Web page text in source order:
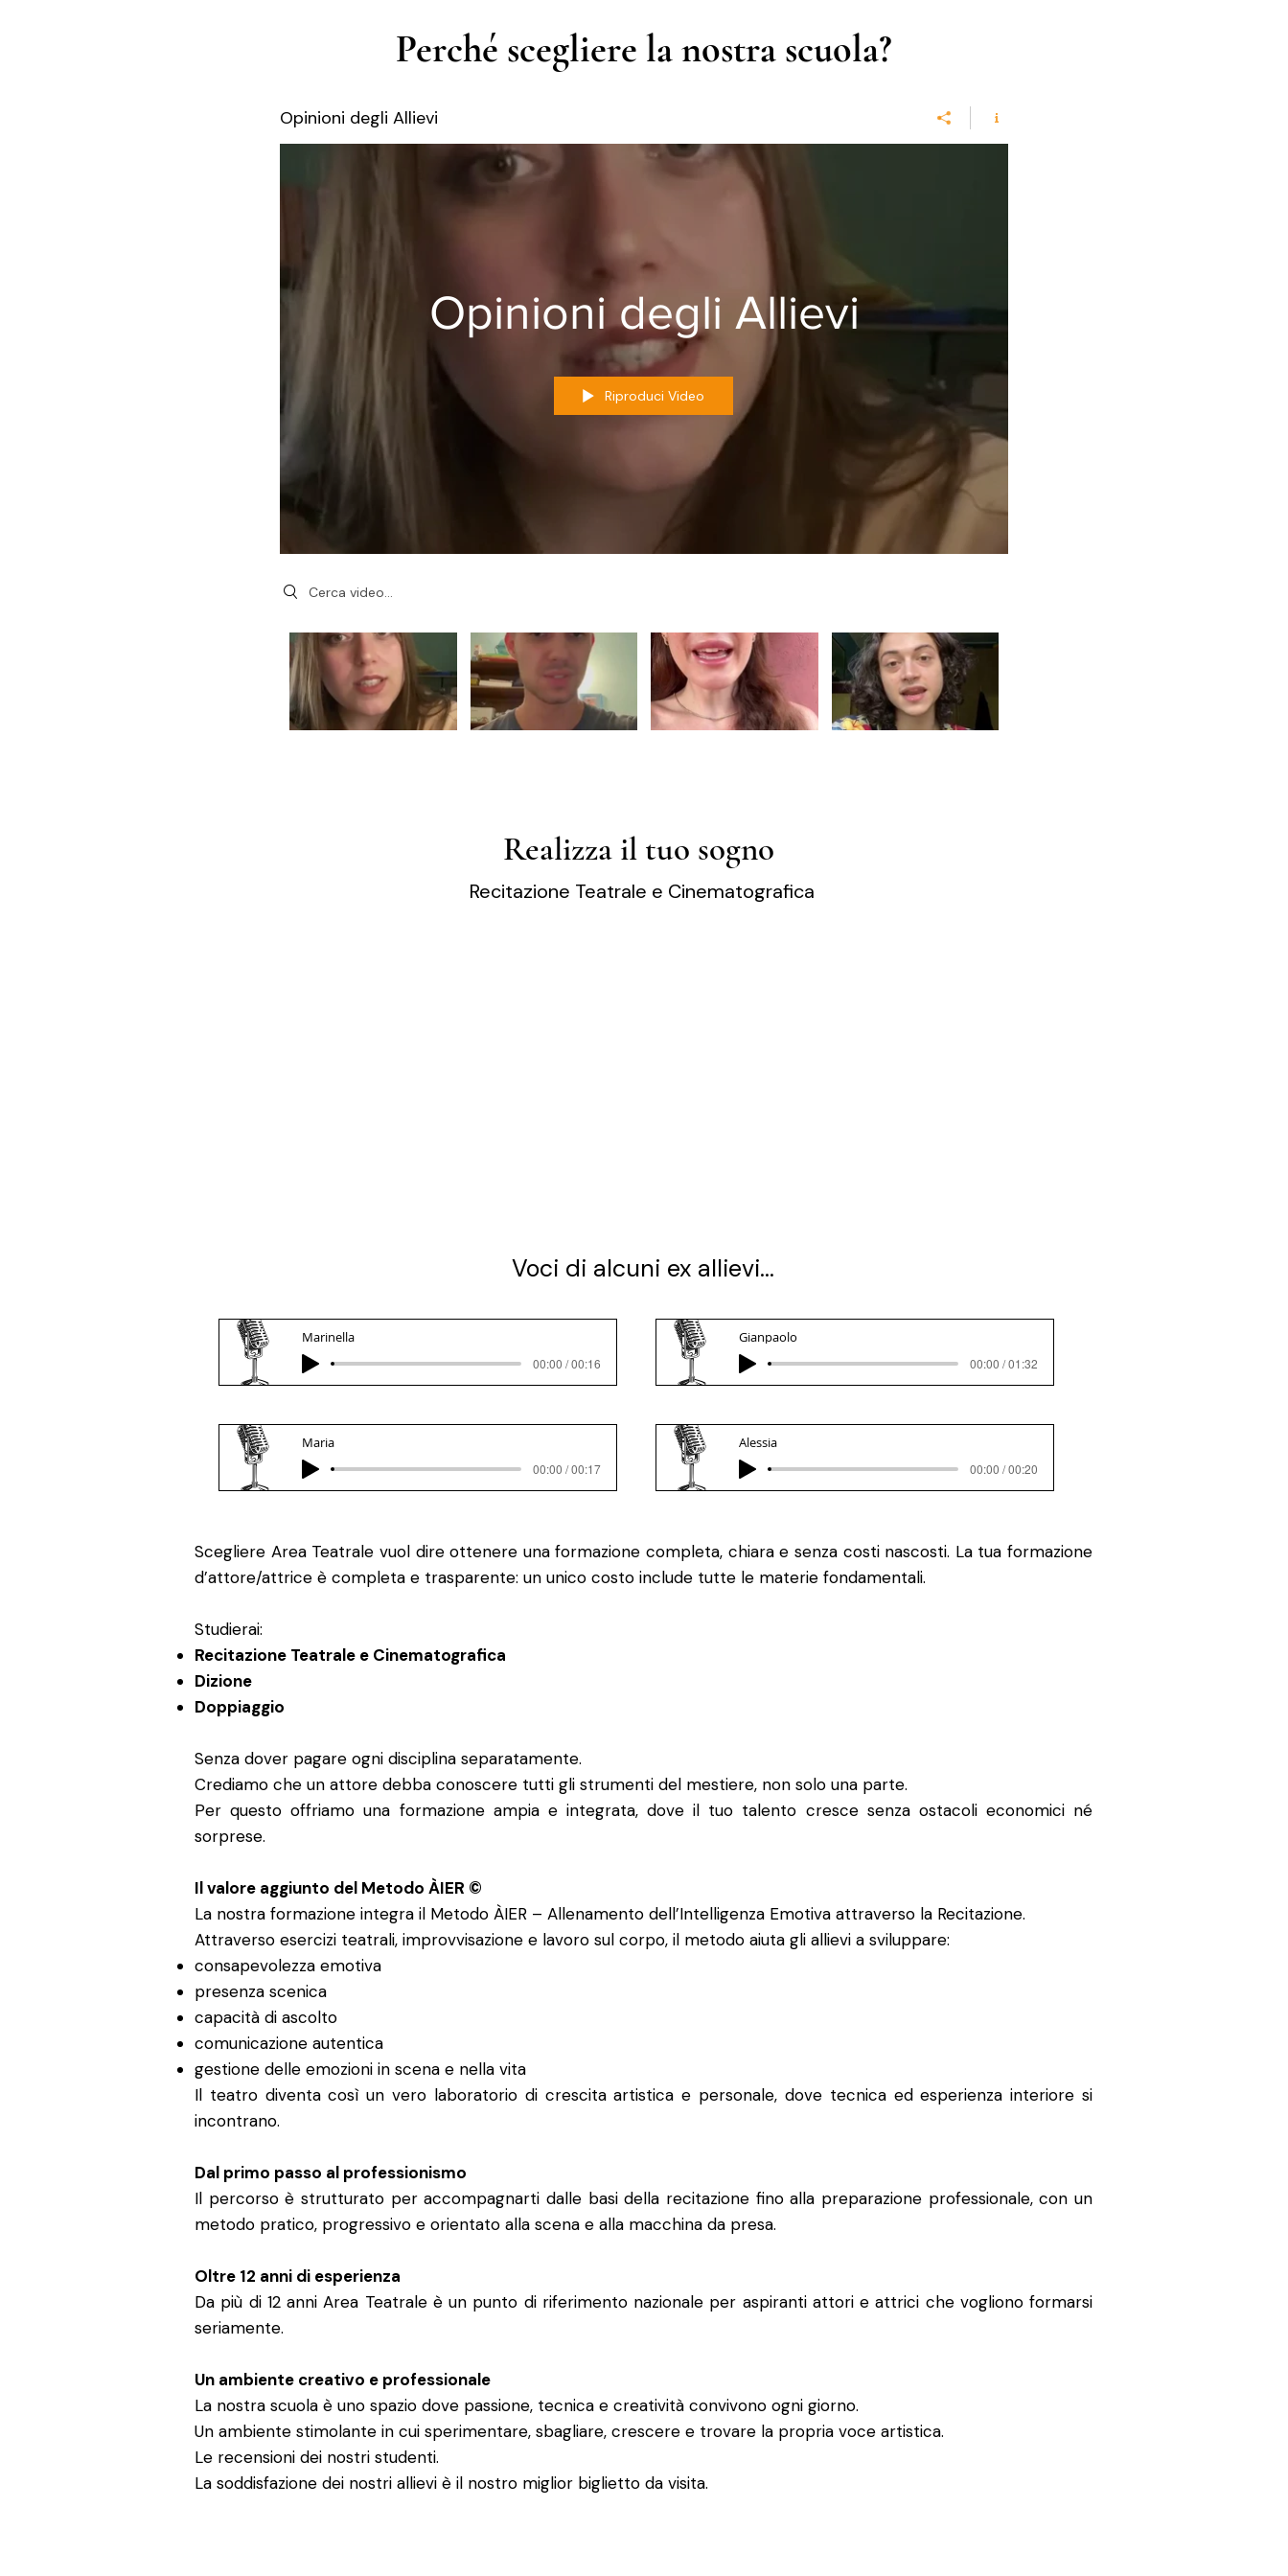
Perché scegliere la nostra scuola?
Opinioni degli Allievi
Opinioni degli Allievi
Riproduci Video
Search videos
Realizza il tuo sogno
Recitazione Teatrale e Cinematografica
Voci di alcuni ex allievi...
Marinella
00:00 / 00:16
Gianpaolo
00:00 / 01:32
Maria
00:00 / 00:17
Alessia
00:00 / 00:20
Scegliere Area Teatrale vuol dire ottenere una formazione completa, chiara e senza costi nascosti. La tua formazione
d’attore/attrice è completa e trasparente: un unico costo include tutte le materie fondamentali.
Studierai:
Recitazione Teatrale e Cinematografica
Dizione
Doppiaggio
Senza dover pagare ogni disciplina separatamente.
Crediamo che un attore debba conoscere tutti gli strumenti del mestiere, non solo una parte.
Per questo offriamo una formazione ampia e integrata, dove il tuo talento cresce senza ostacoli economici né
sorprese.
Il valore aggiunto del Metodo ÀIER ©
La nostra formazione integra il Metodo ÀIER – Allenamento dell’Intelligenza Emotiva attraverso la Recitazione.
Attraverso esercizi teatrali, improvvisazione e lavoro sul corpo, il metodo aiuta gli allievi a sviluppare:
consapevolezza emotiva
presenza scenica
capacità di ascolto
comunicazione autentica
gestione delle emozioni in scena e nella vita
Il teatro diventa così un vero laboratorio di crescita artistica e personale, dove tecnica ed esperienza interiore si
incontrano.
Dal primo passo al professionismo
Il percorso è strutturato per accompagnarti dalle basi della recitazione fino alla preparazione professionale, con un
metodo pratico, progressivo e orientato alla scena e alla macchina da presa.
Oltre 12 anni di esperienza
Da più di 12 anni Area Teatrale è un punto di riferimento nazionale per aspiranti attori e attrici che vogliono formarsi
seriamente.
Un ambiente creativo e professionale
La nostra scuola è uno spazio dove passione, tecnica e creatività convivono ogni giorno.
Un ambiente stimolante in cui sperimentare, sbagliare, crescere e trovare la propria voce artistica.
Le recensioni dei nostri studenti.
La soddisfazione dei nostri allievi è il nostro miglior biglietto da visita.